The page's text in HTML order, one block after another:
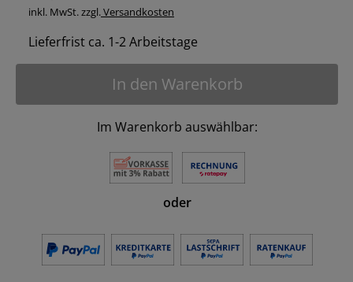
inkl. MwSt. zzgl.Versandkosten
Lieferfrist ca. 1-2 Arbeitstage
In den Warenkorb
Im Warenkorb auswählbar:
oder